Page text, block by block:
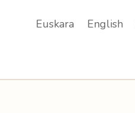
Euskara English